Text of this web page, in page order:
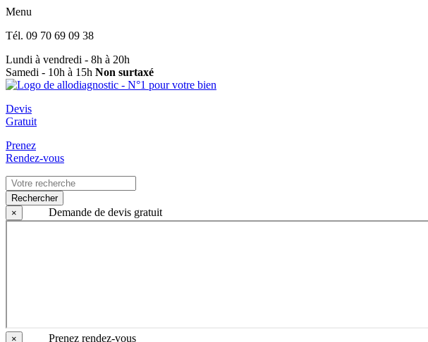
Menu
Tél. 09 70 69 09 38
Lundi à vendredi - 8h à 20h
Samedi - 10h à 15h Non surtaxé
Devis
Gratuit
Prenez
Rendez-vous
Rechercher
×
Demande de devis gratuit
× Prenez rendez-vous